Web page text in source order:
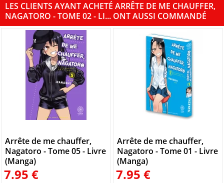
LES CLIENTS AYANT ACHETÉ ARRÊTE DE ME CHAUFFER,
NAGATORO - TOME 02 - LI... ONT AUSSI COMMANDÉ
Arrête de me chauffer,
Nagatoro - Tome 05 - Livre
(Manga)
7.95 €
Arrête de me chauffer,
Nagatoro - Tome 01 - Livre
(Manga)
7.95 €